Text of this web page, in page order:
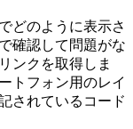
どのように表示さ
確認して問題がな
ンクを取得しま
トフォン用のレイ
されているコード